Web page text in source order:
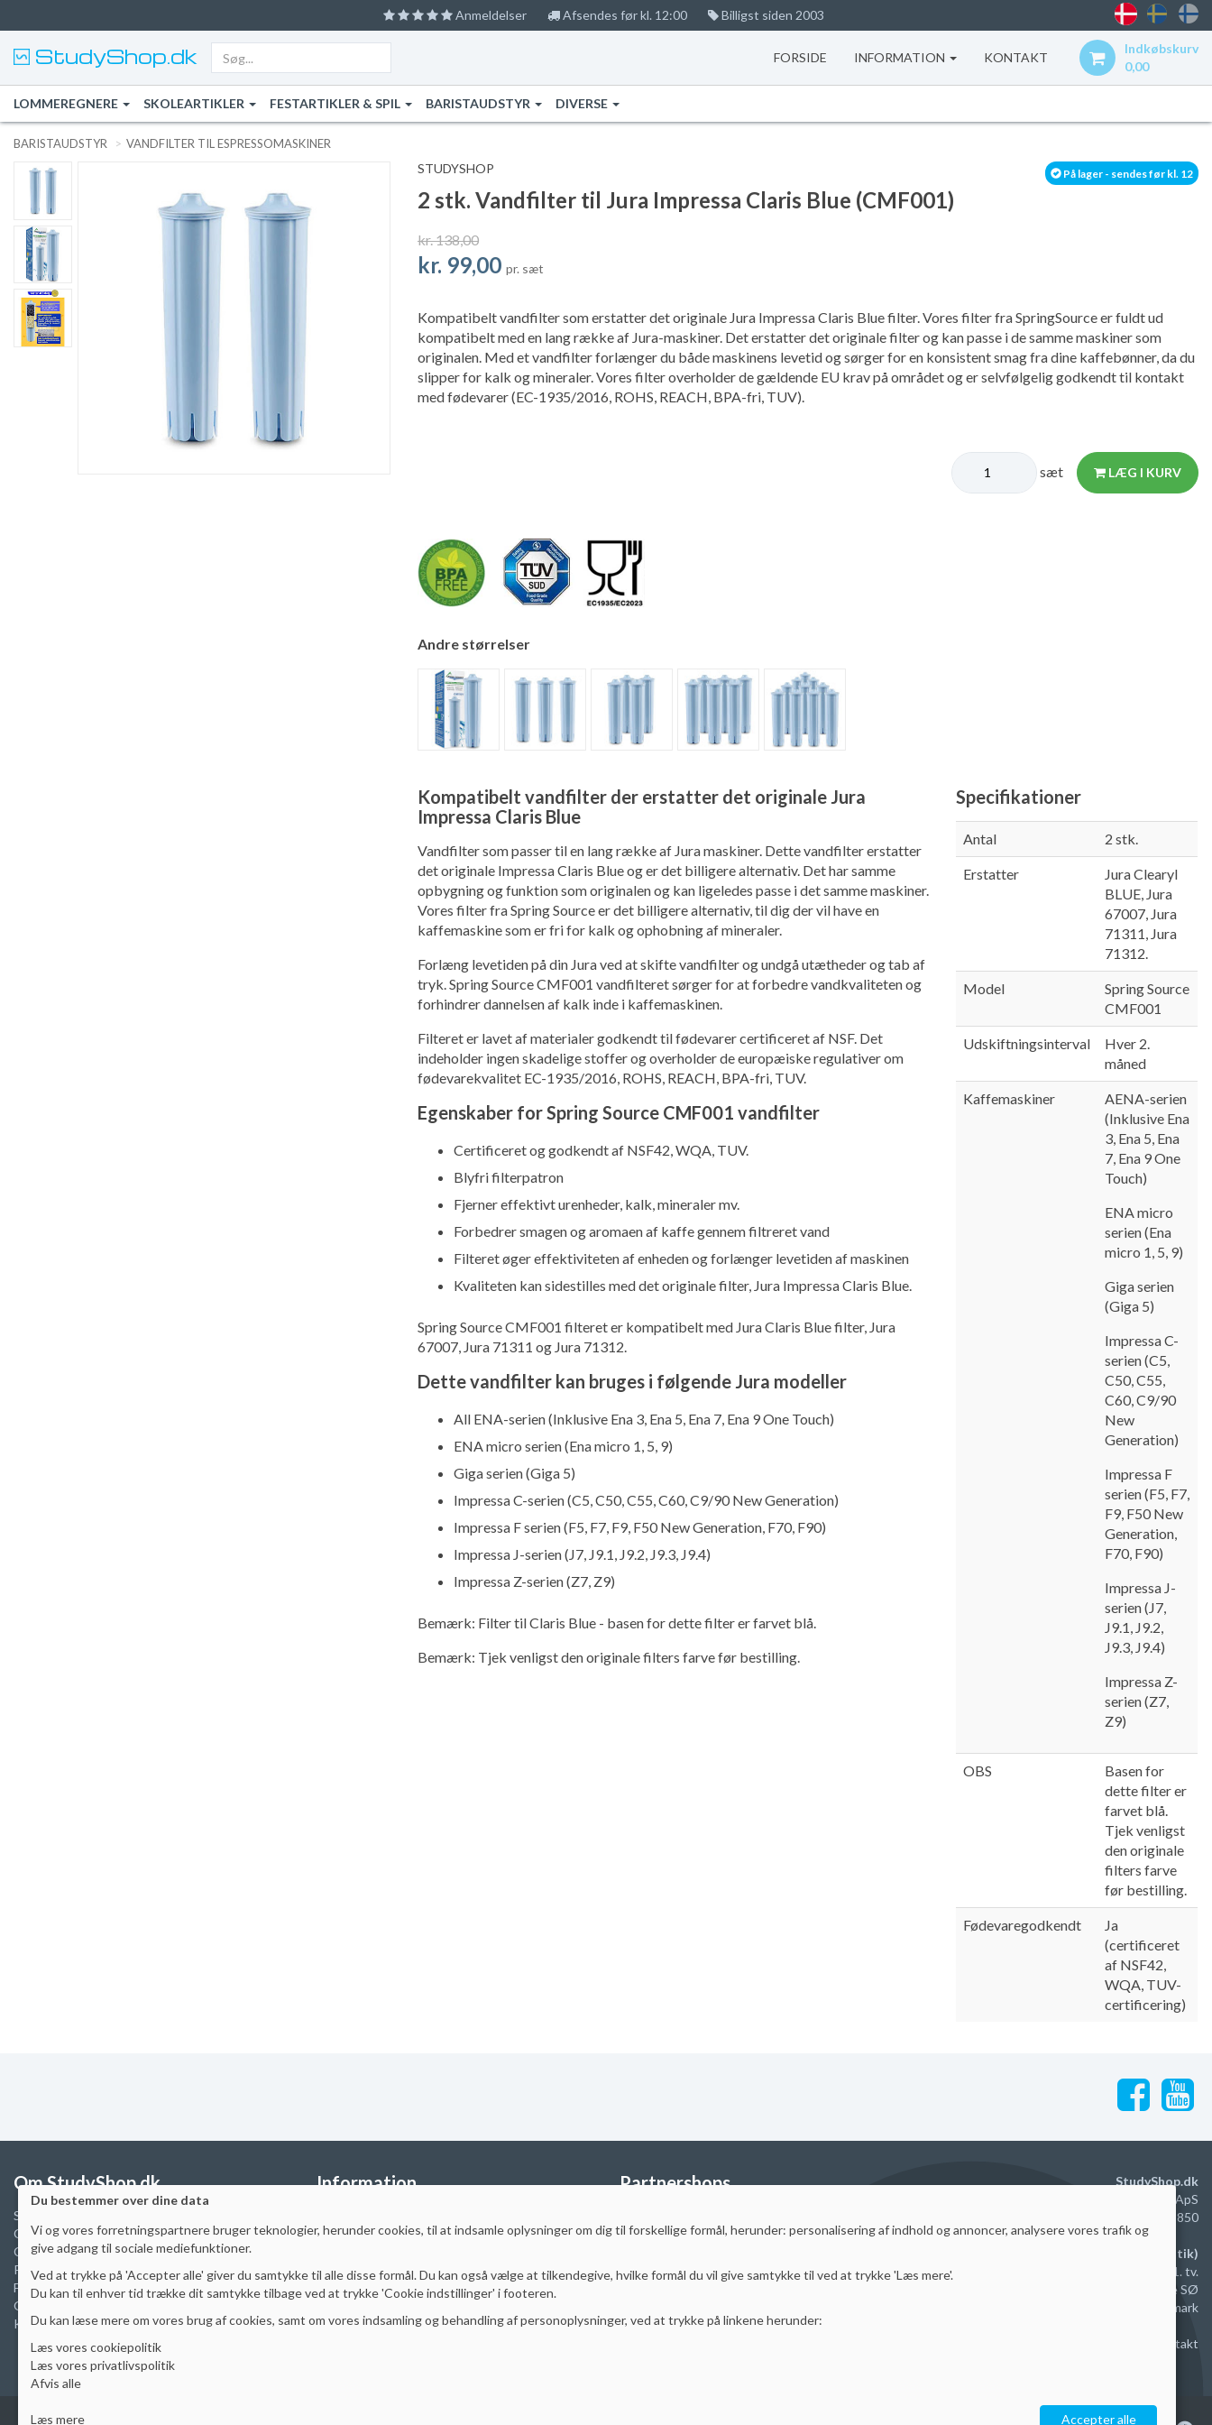
Anmeldelser Afsendes før kl. 12:00 Billigst siden 2003
StudyShop.dk
Indkøbskurv
0,00
FORSIDE INFORMATION KONTAKT
LOMMEREGNERE SKOLEARTIKLER FESTARTIKLER & SPIL BARISTAUDSTYR DIVERSE
BARISTAUDSTYR VANDFILTER TIL ESPRESSOMASKINER
På lager - sendes før kl. 12
STUDYSHOP
2 stk. Vandfilter til Jura Impressa Claris Blue (CMF001)
kr. 138,00
kr. 99,00 pr. sæt
Kompatibelt vandfilter som erstatter det originale Jura Impressa Claris Blue filter. Vores filter fra SpringSource er fuldt ud
kompatibelt med en lang række af Jura-maskiner. Det erstatter det originale filter og kan passe i de samme maskiner som
originalen. Med et vandfilter forlænger du både maskinens levetid og sørger for en konsistent smag fra dine kaffebønner, da du
slipper for kalk og mineraler. Vores filter overholder de gældende EU krav på området og er selvfølgelig godkendt til kontakt
med fødevarer (EC-1935/2016, ROHS, REACH, BPA-fri, TUV).
sæt LÆG I KURV
Andre størrelser
Kompatibelt vandfilter der erstatter det originale Jura
Impressa Claris Blue
Vandfilter som passer til en lang række af Jura maskiner. Dette vandfilter erstatter
det originale Impressa Claris Blue og er det billigere alternativ. Det har samme
opbygning og funktion som originalen og kan ligeledes passe i det samme maskiner.
Vores filter fra Spring Source er det billigere alternativ, til dig der vil have en
kaffemaskine som er fri for kalk og ophobning af mineraler.
Forlæng levetiden på din Jura ved at skifte vandfilter og undgå utætheder og tab af
tryk. Spring Source CMF001 vandfilteret sørger for at forbedre vandkvaliteten og
forhindrer dannelsen af kalk inde i kaffemaskinen.
Filteret er lavet af materialer godkendt til fødevarer certificeret af NSF. Det
indeholder ingen skadelige stoffer og overholder de europæiske regulativer om
fødevarekvalitet EC-1935/2016, ROHS, REACH, BPA-fri, TUV.
Egenskaber for Spring Source CMF001 vandfilter
Certificeret og godkendt af NSF42, WQA, TUV.
Blyfri filterpatron
Fjerner effektivt urenheder, kalk, mineraler mv.
Forbedrer smagen og aromaen af kaffe gennem filtreret vand
Filteret øger effektiviteten af enheden og forlænger levetiden af maskinen
Kvaliteten kan sidestilles med det originale filter, Jura Impressa Claris Blue.
Spring Source CMF001 filteret er kompatibelt med Jura Claris Blue filter, Jura
67007, Jura 71311 og Jura 71312.
Dette vandfilter kan bruges i følgende Jura modeller
All ENA-serien (Inklusive Ena 3, Ena 5, Ena 7, Ena 9 One Touch)
ENA micro serien (Ena micro 1, 5, 9)
Giga serien (Giga 5)
Impressa C-serien (C5, C50, C55, C60, C9/90 New Generation)
Impressa F serien (F5, F7, F9, F50 New Generation, F70, F90)
Impressa J-serien (J7, J9.1, J9.2, J9.3, J9.4)
Impressa Z-serien (Z7, Z9)
Bemærk: Filter til Claris Blue - basen for dette filter er farvet blå.
Bemærk: Tjek venligst den originale filters farve før bestilling.
Specifikationer
Antal 2 stk.
Erstatter
Jura Clearyl
BLUE, Jura
67007, Jura
71311, Jura
71312.
Model
Spring Source
CMF001
Udskiftningsinterval
Hver 2.
måned
Kaffemaskiner
AENA-serien
(Inklusive Ena
3, Ena 5, Ena
7, Ena 9 One
Touch)
ENA micro
serien (Ena
micro 1, 5, 9)
Giga serien
(Giga 5)
Impressa C-
serien (C5,
C50, C55,
C60, C9/90
New
Generation)
Impressa F
serien (F5, F7,
F9, F50 New
Generation,
F70, F90)
Impressa J-
serien (J7,
J9.1, J9.2,
J9.3, J9.4)
Impressa Z-
serien (Z7,
Z9)
OBS
Basen for
dette filter er
farvet blå.
Tjek venligst
den originale
filters farve
før bestilling.
Fødevaregodkendt
Ja
(certificeret
af NSF42,
WQA, TUV-
certificering)
Om StudyShop.dk
Sikker e-handel
Cookiepolitik
Cookie indstillinger
Privatlivspolitik
Fragtpriser
Om StudyShop.dk
Kontakt
Information
Prisgaranti
Manualer
Artikler
Fortrydelse
Partnershops
StudyShop Finland
Styrthjelm .dk
EPITRADE Sverige
StudyShop.dk
M2 Trading Group ApS
DK40579850
Administration (ingen butik)
Agerhatten 16B, dep. 3, 1. tv.
5220 Odense SØ
Danmark
Kontakt
Du bestemmer over dine data
Viog vores forretningspartnerebruger teknologier, herunder cookies, til at indsamle oplysningerom dig til forskellige formål, herunder: personalisering af indhold og annoncer, analysere vores trafik og
give adgang til sociale mediefunktioner.
Ved at trykke på 'Accepter alle' giver du samtykke til alle disse formål. Du kan også vælge at tilkendegive, hvilke formål du vil give samtykke til ved at trykke 'Læs mere'.
Du kan til enhver tid trække dit samtykke tilbage ved at trykke 'Cookie indstillinger' i footeren.
Du kan læse mere om vores brug af cookies, samt om vores indsamling og behandling af personoplysninger, ved at trykke på linkene herunder:
Læs vores cookiepolitik
Læs vores privatlivspolitik
Afvis alle
Læs mere Accepter alle